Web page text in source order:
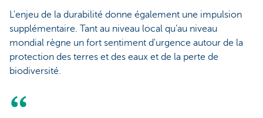
L'enjeu de la durabilité donne également une impulsion
supplémentaire. Tant au niveau local qu’au niveau
mondial règne un fort sentiment d'urgence autour de la
protection des terres et des eaux et de la perte de
biodiversité.